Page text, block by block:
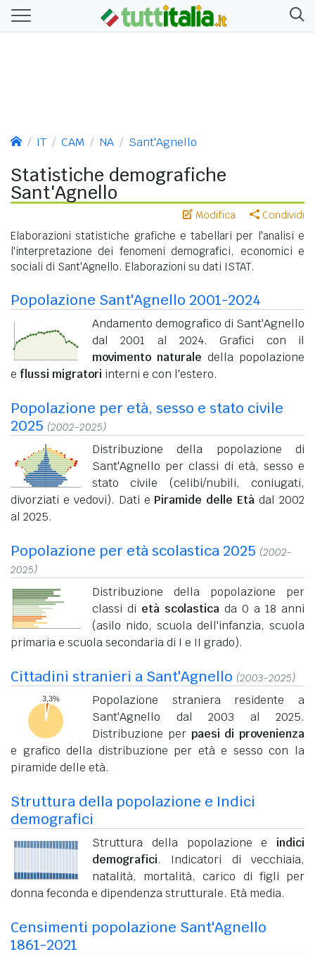
IT CAM NA Sant'Agnello
Statistiche demografiche
Sant'Agnello
Modifica Condividi
Elaborazioni statistiche grafiche e tabellari per l'analisi e
l'interpretazione dei fenomeni demografici, economici e
sociali di Sant'Agnello. Elaborazioni su dati ISTAT.
Popolazione Sant'Agnello 2001-2024
Andamento demografico di Sant'Agnello
dal 2001 al 2024. Grafici con il
movimento naturale della popolazione
e flussi migratori interni e con l'estero.
Popolazione per età, sesso e stato civile
2025 (2002-2025)
Distribuzione della popolazione di
Sant'Agnello per classi di età, sesso e
stato civile (celibi/nubili, coniugati,
divorziati e vedovi). Dati e Piramide delle Età dal 2002
al 2025.
Popolazione per età scolastica 2025 (2002-
2025)
Distribuzione della popolazione per
classi di età scolastica da 0 a 18 anni
(asilo nido, scuola dell'infanzia, scuola
primaria e scuola secondaria di I e II grado).
Cittadini stranieri a Sant'Agnello (2003-2025)
Popolazione straniera residente a
Sant'Agnello dal 2003 al 2025.
Distribuzione per paesi di provenienza
e grafico della distribuzione per età e sesso con la
piramide delle età.
Struttura della popolazione e Indici
demografici
Struttura della popolazione e indici
demografici. Indicatori di vecchiaia,
natalità, mortalità, carico di figli per
donna feconda e dipendenza strutturale. Età media.
Censimenti popolazione Sant'Agnello
1861-2021